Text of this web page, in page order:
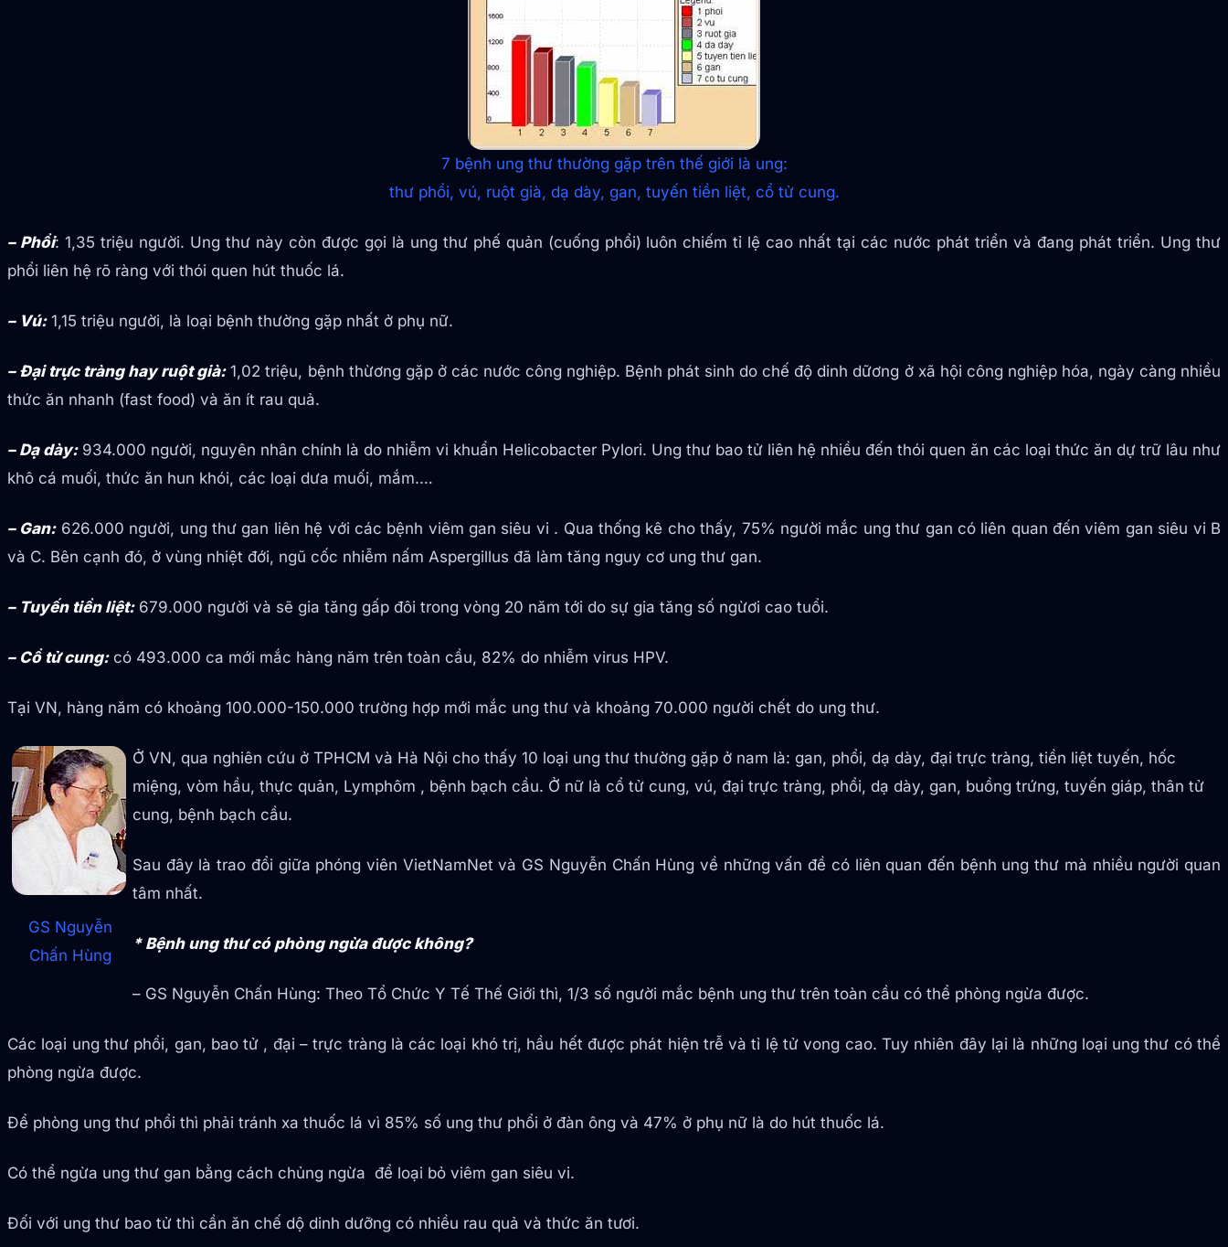
7 bệnh ung thư thường gặp trên thế giới là ung:
thư phổi, vú, ruột già, dạ dày, gan, tuyến tiền liệt, cổ tử cung.
– Phổi: 1,35 triệu người. Ung thư này còn được gọi là ung thư phế quản (cuống phổi) luôn chiếm tỉ lệ cao nhất tại các nước phát triển và đang phát triển. Ung thư
phổi liên hệ rõ ràng với thói quen hút thuốc lá.
– Vú:1,15 triệu người, là loại bệnh thường gặp nhất ở phụ nữ.
– Đại trực tràng hay ruột già:1,02 triệu, bệnh thừơng gặp ở các nước công nghiệp. Bệnh phát sinh do chế độ dinh dữơng ở xã hội công nghiệp hóa, ngày càng nhiều
thức ăn nhanh (fast food) và ăn ít rau quả.
– Dạ dày:934.000 người, nguyên nhân chính là do nhiễm vi khuẩn Helicobacter Pylori. Ung thư bao tử liên hệ nhiều đến thói quen ăn các loại thức ăn dự trữ lâu như
khô cá muối, thức ăn hun khói, các loại dưa muối, mắm.…
– Gan:626.000 người, ung thư gan liên hệ với các bệnh viêm gan siêu vi . Qua thống kê cho thấy, 75% người mắc ung thư gan có liên quan đến viêm gan siêu vi B
và C. Bên cạnh đó, ở vùng nhiệt đới, ngũ cốc nhiễm nấm Aspergillus đã làm tăng nguy cơ ung thư gan.
– Tuyến tiền liệt:679.000 người và sẽ gia tăng gấp đôi trong vòng 20 năm tới do sự gia tăng số ngừơi cao tuổi.
– Cổ tử cung:có 493.000 ca mới mắc hàng năm trên toàn cầu, 82% do nhiễm virus HPV.
Tại VN, hàng năm có khoảng 100.000-150.000 trường hợp mới mắc ung thư và khoảng 70.000 người chết do ung thư.
GS Nguyễn
Chấn Hùng
Ở VN, qua nghiên cứu ở TPHCM và Hà Nội cho thấy 10 loại ung thư thường gặp ở nam là: gan, phổi, dạ dày, đại trực tràng, tiền liệt tuyến, hốc
miệng, vòm hầu, thực quản, Lymphôm , bệnh bạch cầu. Ở nữ là cổ tử cung, vú, đại trực tràng, phổi, dạ dày, gan, buồng trứng, tuyến giáp, thân tử
cung, bệnh bạch cầu.
Sau đây là trao đổi giữa phóng viên VietNamNet và GS Nguyễn Chấn Hùng về những vấn đề có liên quan đến bệnh ung thư mà nhiều người quan
tâm nhất.
* Bệnh ung thư có phòng ngừa được không?
– GS Nguyễn Chấn Hùng: Theo Tổ Chức Y Tế Thế Giới thì, 1/3 số người mắc bệnh ung thư trên toàn cầu có thể phòng ngừa được.
Các loại ung thư phổi, gan, bao tử , đại – trực tràng là các loại khó trị, hầu hết được phát hiện trễ và tỉ lệ tử vong cao. Tuy nhiên đây lại là những loại ung thư có thể
phòng ngừa được.
Để phòng ung thư phổi thì phải tránh xa thuốc lá vì 85% số ung thư phổi ở đàn ông và 47% ở phụ nữ là do hút thuốc lá.
Có thể ngừa ung thư gan bằng cách chủng ngừa để loại bỏ viêm gan siêu vi.
Đối với ung thư bao tử thì cần ăn chế dộ dinh dưỡng có nhiều rau quả và thức ăn tươi.